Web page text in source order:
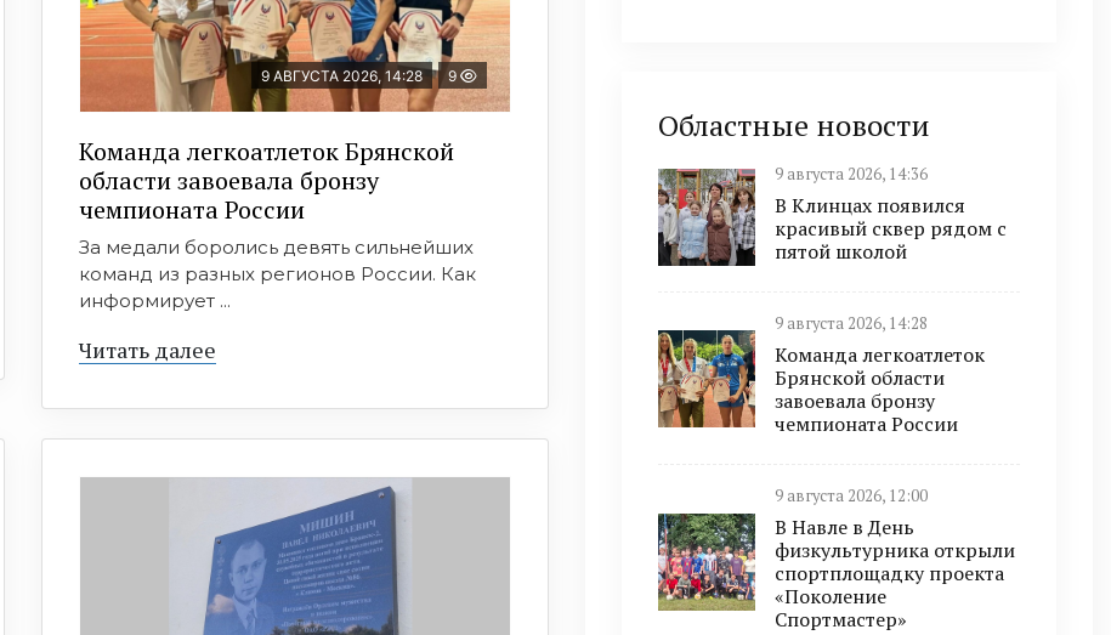
9 АВГУСТА 2026, 14:28 9
Команда легкоатлеток Брянской
области завоевала бронзу
чемпионата России
За медали боролись девять сильнейших
команд из разных регионов России. Как
информирует ...
Читать далее
Областные новости
9 августа 2026, 14:36
В Клинцах появился
красивый сквер рядом с
пятой школой
9 августа 2026, 14:28
Команда легкоатлеток
Брянской области
завоевала бронзу
чемпионата России
9 августа 2026, 12:00
В Навле в День
физкультурника открыли
спортплощадку проекта
«Поколение
Спортмастер»